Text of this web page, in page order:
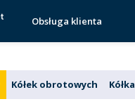
Obsługa klienta
Kółek obrotowych